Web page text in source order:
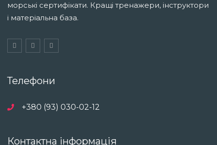
морські сертифікати. Кращі тренажери, інструктори
і матеріальна база.
Телефони
+380 (93) 030-02-12
Контактна інформація